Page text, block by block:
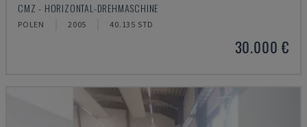
CMZ - HORIZONTAL-DREHMASCHINE
POLEN 2005 40.135 STD
30.000 €